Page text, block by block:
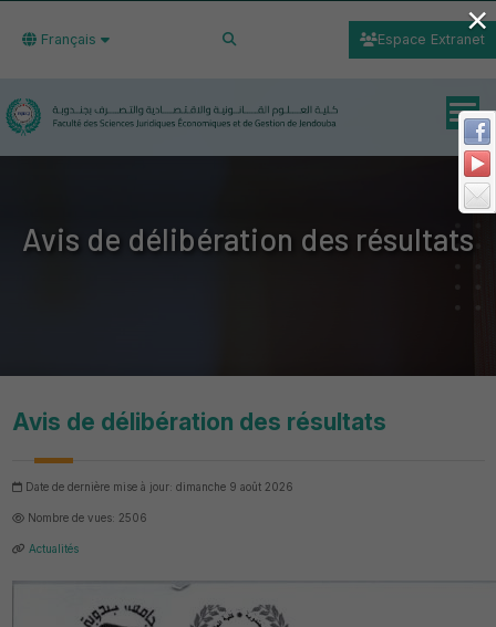
Français Espace Extranet
Avis de délibération des résultats
Avis de délibération des résultats
Date de dernière mise à jour: dimanche 9 août 2026
Nombre de vues: 2506
Actualités
×